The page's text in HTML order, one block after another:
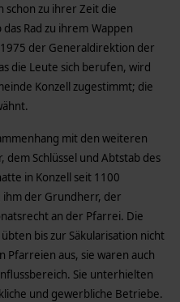
zu ihrer Zeit die
Rad zu ihrem Wappen
der Generaldirektion der
die Leute sich berufen, wird
Konzell zugestimmt; die
mit den weiteren
dem Schlüssel und Abtstab des
in Konzell seit 1100
der Grundherr, der
an der Pfarrei. Die
bis zur Säkularisation nicht
Pfarreien aus, sie waren auch
Sie unterhielten
und gewerbliche Betriebe.